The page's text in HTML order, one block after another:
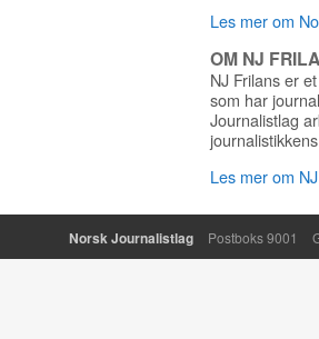
Les mer om
OM NJ
NJ Frilans er
som har
Journalistlag
Les mer om
Norsk Journalistlag Postboks 9001